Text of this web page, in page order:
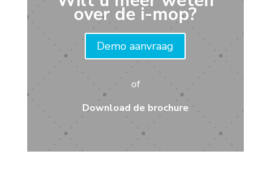
over de i-mop?
Demo aanvraag
of
Download de brochure